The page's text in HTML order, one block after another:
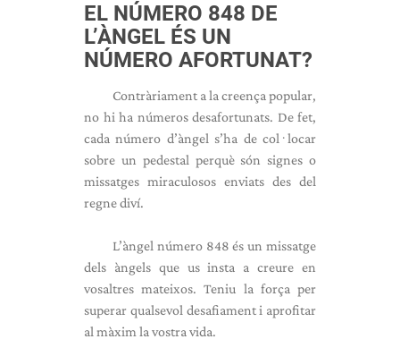
EL NÚMERO 848 DE
L’ÀNGEL ÉS UN
NÚMERO AFORTUNAT?
Contràriament a la creença popular,
no hi ha números desafortunats. De fet,
cada número d’àngel s’ha de col·locar
sobre un pedestal perquè són signes o
missatges miraculosos enviats des del
regne diví.
L’àngel número 848 és un missatge
dels àngels que us insta a creure en
vosaltres mateixos. Teniu la força per
superar qualsevol desafiament i aprofitar
al màxim la vostra vida.